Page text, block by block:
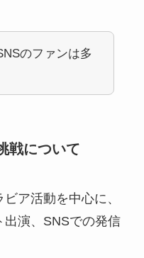
のファンは多
戦について
ア活動を中心に、
演、SNSでの発信